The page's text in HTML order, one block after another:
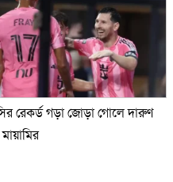
রেকর্ড গড়া জোড়া গোলে দারুণ